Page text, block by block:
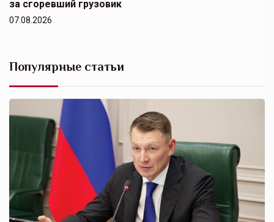
за сгоревший грузовик
07.08.2026
Популярные статьи